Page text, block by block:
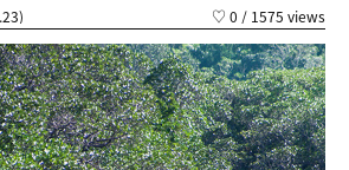
♡ 0 / 1575 views